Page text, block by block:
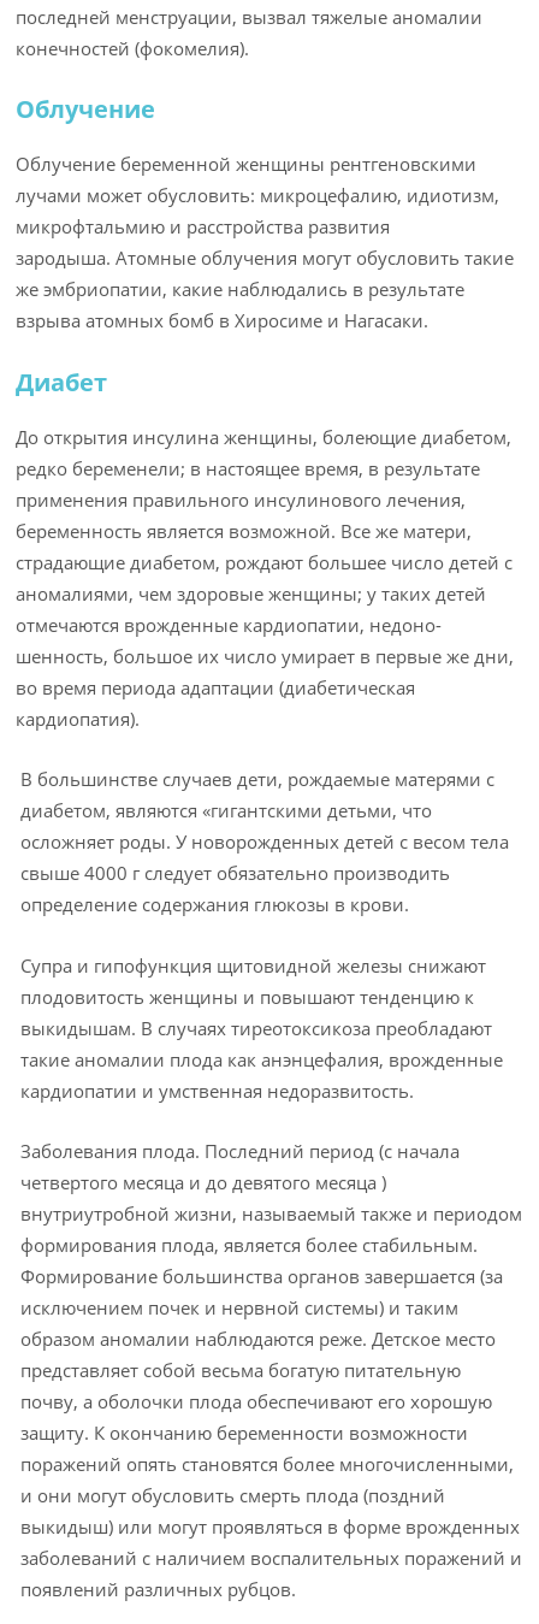
последней менструации, вызвал тяжелые аномалии
конечностей (фокомелия).
Облучение
Облучение беременной женщины рентгеновскими
лучами может обусловить: микроцефалию, идиотизм,
микрофтальмию и расстройства развития
зародыша. Атомные облучения могут обусловить такие
же эмбриопатии, какие наблюдались в результате
взрыва атомных бомб в Хиросиме и Нагасаки.
Диабет
До открытия инсулина женщины, болеющие диабетом,
редко беременели; в настоящее время, в результате
применения правильного инсулинового лечения,
беременность является возможной. Все же матери,
страдающие диабетом, рождают большее число детей с
аномалиями, чем здоровые женщины; у таких детей
отмечаются врожденные кардиопатии, недоно­
шенность, большое их число умирает в первые же дни,
во время периода адаптации (диабетическая
кардиопатия).
В большинстве случаев дети, рождаемые матерями с
диабетом, являются «гигантскими детьми, что
осложняет роды. У новорожденных детей с весом тела
свыше 4000 г следует обязательно производить
определение содержания глюкозы в крови.
Супра и гипофункция щитовидной железы снижают
плодовитость женщины и повышают тенденцию к
выкидышам. В случаях тиреотоксикоза преобладают
такие аномалии плода как анэнцефалия, врожденные
кардио­патии и умственная недоразвитость.
Заболевания плода. Последний период (с начала
четвертого месяца и до девятого месяца )
внутриутробной жизни, называемый также и периодом
формирования плода, является более стабильным.
Формирование большинства органов завершается (за
исключением почек и нервной системы) и таким
образом аномалии наблюдаются реже. Детское место
представляет собой весьма богатую питательную
почву, а оболочки плода обеспечивают его хо­рошую
защиту. К окончанию беременности возможности
поражений опять становятся более многочисленными,
и они могут обусловить смерть плода (поздний
выкидыш) или могут проявляться в форме врожденных
заболеваний с наличием воспалительных поражений и
появлений различных рубцов.